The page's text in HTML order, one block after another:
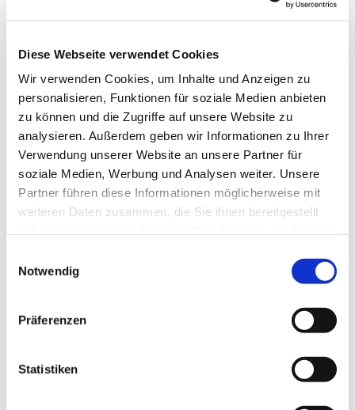
Diese Webseite verwendet Cookies
Wir verwenden Cookies, um Inhalte und Anzeigen zu
personalisieren, Funktionen für soziale Medien anbieten
zu können und die Zugriffe auf unsere Website zu
analysieren. Außerdem geben wir Informationen zu Ihrer
Verwendung unserer Website an unsere Partner für
soziale Medien, Werbung und Analysen weiter. Unsere
Partner führen diese Informationen möglicherweise mit
weiteren Daten zusammen, die Sie ihnen bereitgestellt
Notwendig
Präferenzen
Statistiken